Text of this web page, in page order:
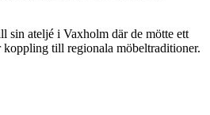
sin ateljé i Vaxholm där de mötte ett
koppling till regionala möbeltraditioner.